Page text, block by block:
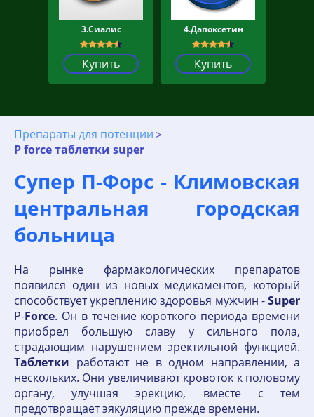
3.Сиалис
Купить
4.Дапоксетин
Купить
Препараты для потенции
P force таблетки super
Супер П-Форс - Климовская
центральная городская
больница
На рынке фармакологических препаратов
появился один из новых медикаментов, который
способствует укреплению здоровья мужчин -Super
P-Force. Он в течение короткого периода времени
приобрел большую славу у сильного пола,
страдающим нарушением эректильной функцией.
Таблетки работают не в одном направлении, а
нескольких. Они увеличивают кровоток к половому
органу, улучшая эрекцию, вместе с тем
предотвращает эякуляцию прежде времени.